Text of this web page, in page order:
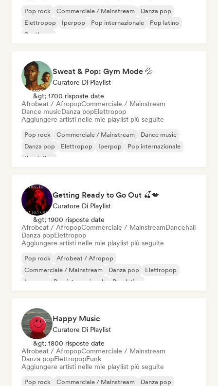
Pop rock Commerciale / Mainstream
Danza pop
Elettropop
Iperpop Pop internazionale
Pop latino
Synthpop
Sweat & Pop: Gym Mode 💦
Curatore Di Playlist
&gt; 1700 risposte date
Afrobeat / AfropopCommerciale / Mainstream
Dance musicDanza popElettropop
Aggiungere artisti nelle mie playlist più seguite
Pop rock Commerciale / Mainstream
Dance music
Danza pop
Elettropop Iperpop
Pop internazionale
Pop latino
Getting Ready to Go Out 🍒💋
Curatore Di Playlist
&gt; 1900 risposte date
Afrobeat / AfropopCommerciale / MainstreamDancehall
Danza popElettropop
Aggiungere artisti nelle mie playlist più seguite
Pop rock
Afrobeat / Afropop
Commerciale / Mainstream
Danza pop
Elettropop
Iperpop
Pop internazionale Pop latino
Happy Music
Curatore Di Playlist
&gt; 1800 risposte date
Afrobeat / AfropopCommerciale / Mainstream
Danza popElettropopFunk
Aggiungere artisti nelle mie playlist più seguite
Pop rock Commerciale / Mainstream
Danza pop